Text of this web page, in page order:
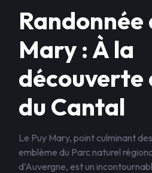
Randonnée
Mary : À la
découverte
du Cantal
Le Puy Mary, point culminant
emblème du Parc naturel
d’Auvergne, est un